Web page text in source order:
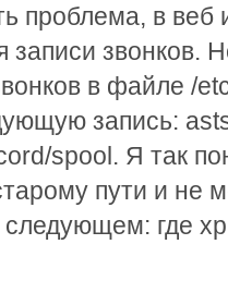
проблема, в веб
записи звонков.
в файле /
запись:
spool. Я так
пути и не
следующем: где